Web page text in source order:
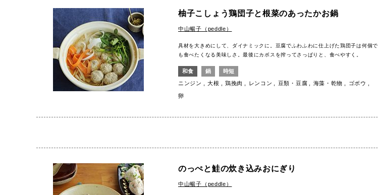
柚子こしょう鶏団子と根菜のあったかお鍋
中山暢子（peddle）
具材を大きめにして、ダイナミックに。豆腐でふわふわに仕上げた鶏団子は何個で
も食べたくなる美味しさ。最後にカボスを搾ってさっぱりと、食べやすく。
和食 鍋
時短
ニンジン
大根 鶏挽肉 レンコン 豆類・豆腐 海藻・乾物 ゴボウ
卵
のっぺと鮭の炊き込みおにぎり
中山暢子（peddle）